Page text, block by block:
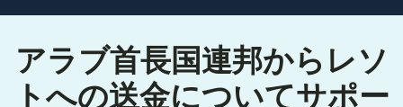
アラブ首長国連邦からレソ
トへの送金についてサポー